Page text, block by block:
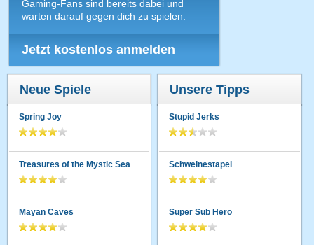
Gaming-Fans sind bereits dabei und
warten darauf gegen dich zu spielen.
Jetzt kostenlos anmelden
Neue Spiele
Spring Joy
Treasures of the Mystic Sea
Mayan Caves
Unsere Tipps
Stupid Jerks
Schweinestapel
Super Sub Hero